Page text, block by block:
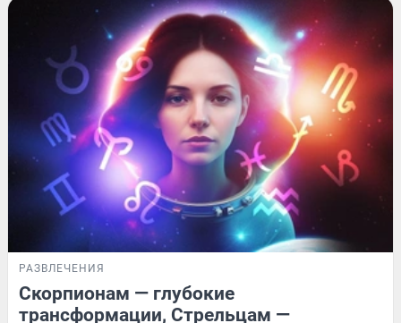
РАЗВЛЕЧЕНИЯ
Скорпионам — глубокие
трансформации, Стрельцам —